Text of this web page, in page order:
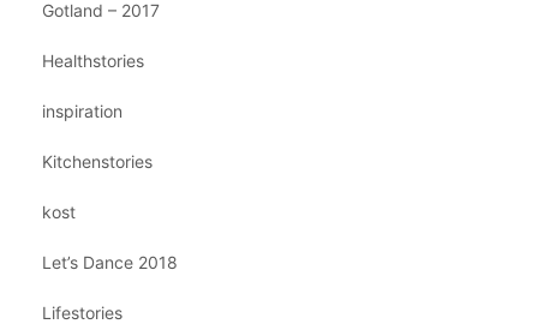
Gotland – 2017
Healthstories
inspiration
Kitchenstories
kost
Let’s Dance 2018
Lifestories